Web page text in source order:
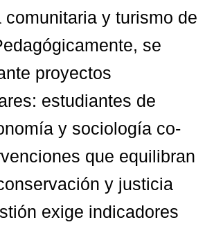
comunitaria y turismo de
se
proyectos
estudiantes de
y sociología co-
que equilibran
y justicia
exige indicadores